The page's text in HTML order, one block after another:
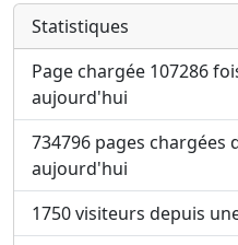
Statistiques
Page chargée 107286
aujourd'hui
734796 pages chargées
aujourd'hui
1750 visiteurs depuis